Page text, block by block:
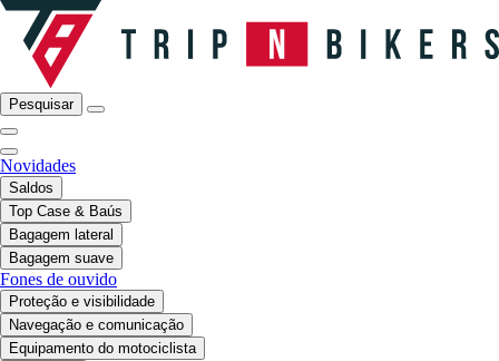
Pesquisar
Novidades
Saldos
Top Case & Baús
Bagagem lateral
Bagagem suave
Fones de ouvido
Proteção e visibilidade
Navegação e comunicação
Equipamento do motociclista